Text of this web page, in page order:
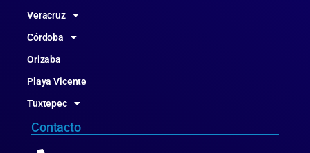
Veracruz
Córdoba
Orizaba
Playa Vicente
Tuxtepec
Contacto